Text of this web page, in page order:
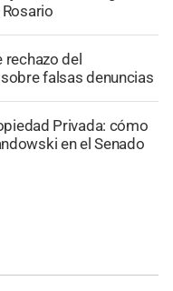
rechazo del
falsas denuncias
Privada: cómo
en el Senado